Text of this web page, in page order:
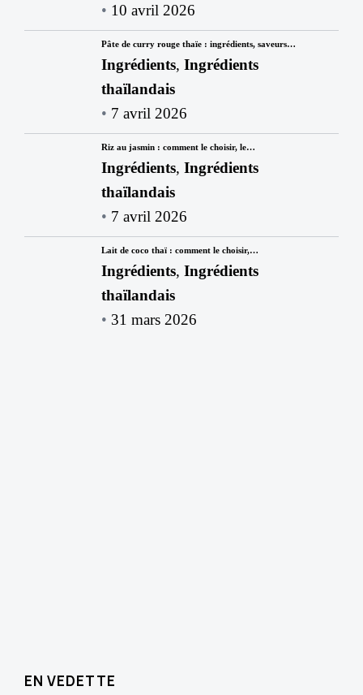
10 avril 2026
Pâte de curry rouge thaïe : ingrédients, saveurs…
Ingrédients, Ingrédients
thaïlandais
7 avril 2026
Riz au jasmin : comment le choisir, le…
Ingrédients, Ingrédients
thaïlandais
7 avril 2026
Lait de coco thaï : comment le choisir,…
Ingrédients, Ingrédients
thaïlandais
31 mars 2026
EN VEDETTE